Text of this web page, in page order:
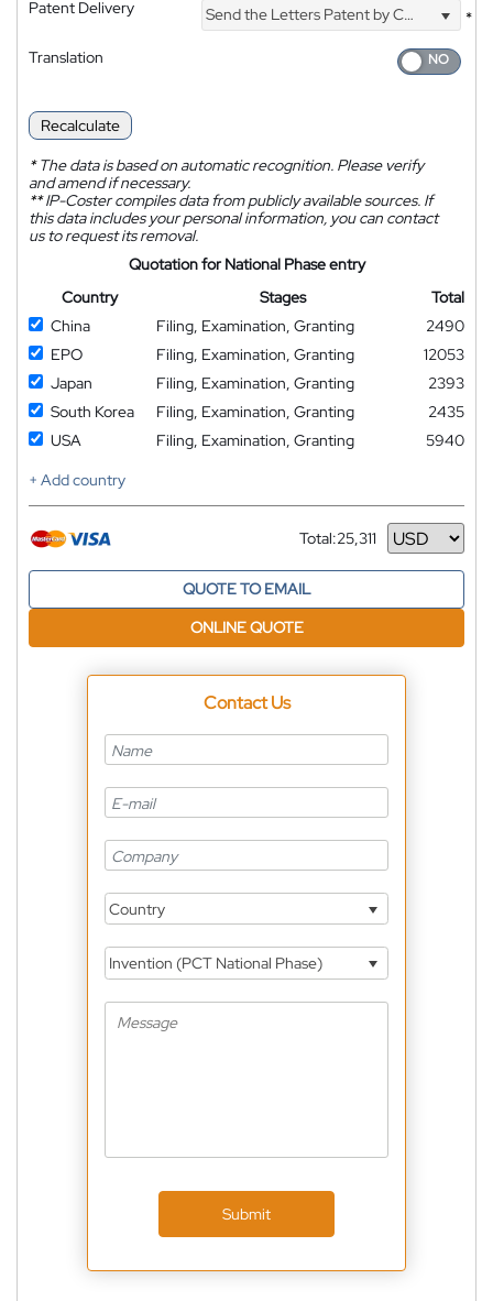
Patent Delivery Send the Letters Patent by Courier
*
Translation
Recalculate
*The data is based on automatic recognition. Please verify
and amend if necessary.
**IP-Coster compiles data from publicly available sources. If
this data includes your personal information, you can contact
us to request its removal.
Quotation for National Phase entry
Country
Stages
Total
China
Filing, Examination, Granting
2490
EPO
Filing, Examination, Granting
12053
Japan
Filing, Examination, Granting
2393
South Korea
Filing, Examination, Granting
2435
USA
Filing, Examination, Granting
5940
+ Add country
Total:25,311
Currency
QUOTE TO EMAIL
ONLINE QUOTE
Contact Us
Country
Invention (PCT National Phase)
Submit